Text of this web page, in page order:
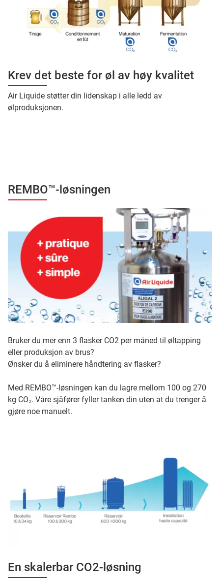
Krev det beste for øl av høy kvalitet
Air Liquide støtter din lidenskap i alle ledd av
ølproduksjonen.
REMBO™-løsningen
Bruker du mer enn 3 flasker CO2 per måned til øltapping
eller produksjon av brus?
Ønsker du å eliminere håndtering av flasker?
Med REMBO™-løsningen kan du lagre mellom 100 og 270
kg CO₂. Våre sjåfører fyller tanken din uten at du trenger å
gjøre noe manuelt.
En skalerbar CO2-løsning